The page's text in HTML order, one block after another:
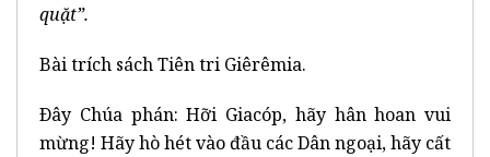
quặt”.
Bài trích sách Tiên tri Giêrêmia.
Ðây Chúa phán: Hỡi Giacóp, hãy hân hoan vui
mừng! Hãy hò hét vào đầu các Dân ngoại, hãy cất